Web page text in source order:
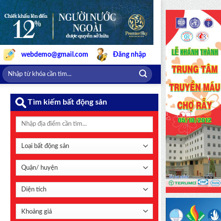
webdemo@gmail.com Đăng nhập
Tìm kiếm bất động sản